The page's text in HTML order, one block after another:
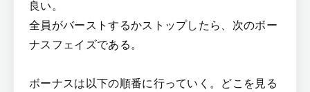
良い。
全員がバーストするかストップしたら、次のボー
ナスフェイズである。
ボーナスは以下の順番に行っていく。どこを見る